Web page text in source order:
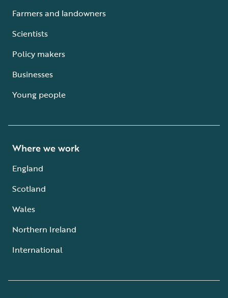
Farmers and landowners
Scientists
Policy makers
Businesses
Young people
Where we work
England
Scotland
Wales
Northern Ireland
International